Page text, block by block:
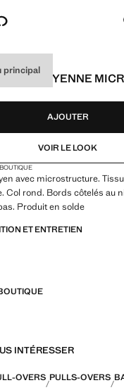
principal
MOYENNE
]
AJOUTER
VOIR LE LOOK
avec microstructure.
Col rond. Bords côtelés au
Produit en solde
ET ENTRETIEN
INTÉRESSER
OVERS PULLS-OVERS